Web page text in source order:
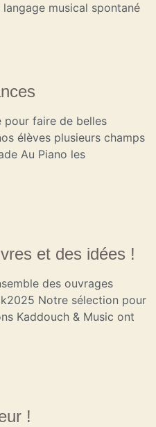
musical spontané
pour faire de belles
élèves plusieurs champs
Au Piano les
et des idées !
des ouvrages
Notre sélection pour
Kaddouch & Music ont
!